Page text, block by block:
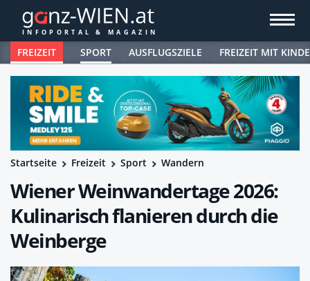
FREIZEIT SPORT AUSFLUGSZIELE FREIZEIT MIT
Startseite Freizeit Sport Wandern
Wiener Weinwandertage 2026:
Kulinarisch flanieren durch die
Weinberge